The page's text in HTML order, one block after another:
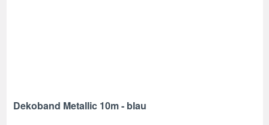
Dekoband Metallic 10m - blau